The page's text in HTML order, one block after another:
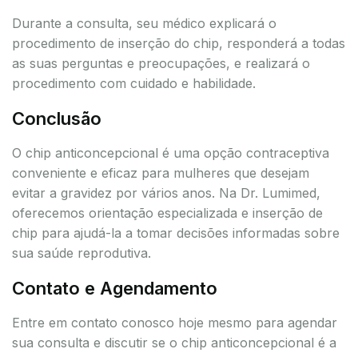
Durante a consulta, seu médico explicará o
procedimento de inserção do chip, responderá a todas
as suas perguntas e preocupações, e realizará o
procedimento com cuidado e habilidade.
Conclusão
O chip anticoncepcional é uma opção contraceptiva
conveniente e eficaz para mulheres que desejam
evitar a gravidez por vários anos. Na Dr. Lumimed,
oferecemos orientação especializada e inserção de
chip para ajudá-la a tomar decisões informadas sobre
sua saúde reprodutiva.
Contato e Agendamento
Entre em contato conosco hoje mesmo para agendar
sua consulta e discutir se o chip anticoncepcional é a